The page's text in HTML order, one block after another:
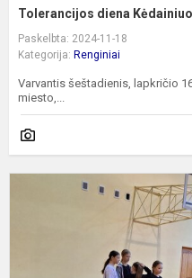
Tolerancijos diena
Paskelbta: 2024-11-18
Kategorija: Renginiai
Varvantis šeštadienis, lapkričio
miesto,...